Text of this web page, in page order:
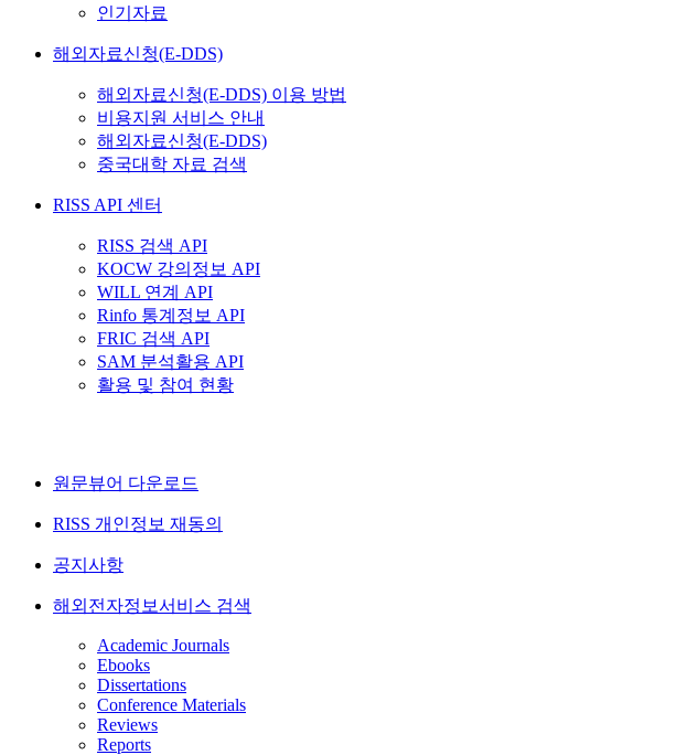
인기자료
해외자료신청(E-DDS)
해외자료신청(E-DDS) 이용 방법
비용지원 서비스 안내
해외자료신청(E-DDS)
중국대학 자료 검색
RISS API 센터
RISS 검색 API
KOCW 강의정보 API
WILL 연계 API
Rinfo 통계정보 API
FRIC 검색 API
SAM 분석활용 API
활용 및 참여 현황
원문뷰어 다운로드
RISS 개인정보 재동의
공지사항
해외전자정보서비스 검색
Academic Journals
Ebooks
Dissertations
Conference Materials
Reviews
Reports